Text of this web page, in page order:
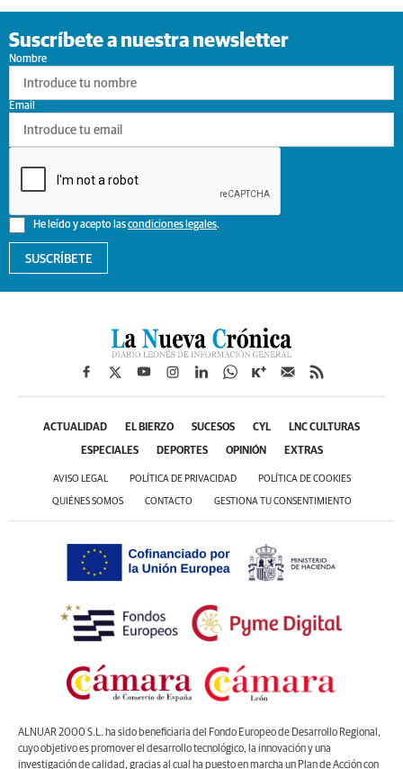
Suscríbete a nuestra newsletter
Nombre
He leído y acepto lascondiciones legales.
Email
SUSCRÍBETE
ACTUALIDAD EL BIERZO SUCESOS CYL LNC CULTURAS
ESPECIALES DEPORTES OPINIÓN EXTRAS
AVISO LEGAL POLÍTICA DE PRIVACIDAD POLÍTICA DE COOKIES
QUIÉNES SOMOS CONTACTO GESTIONA TU CONSENTIMIENTO
ALNUAR 2000 S.L. ha sido beneficiaria del Fondo Europeo de Desarrollo Regional,
cuyo objetivo es promover el desarrollo tecnológico, la innovación y una
investigación de calidad, gracias al cual ha puesto en marcha un Plan de Acción con